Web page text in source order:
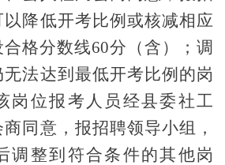
降低开考比例或核减相应
格分数线60分（含）；调
法达到最低开考比例的岗
岗位报考人员经县委社工
同意，报招聘领导小组，
调整到符合条件的其他岗